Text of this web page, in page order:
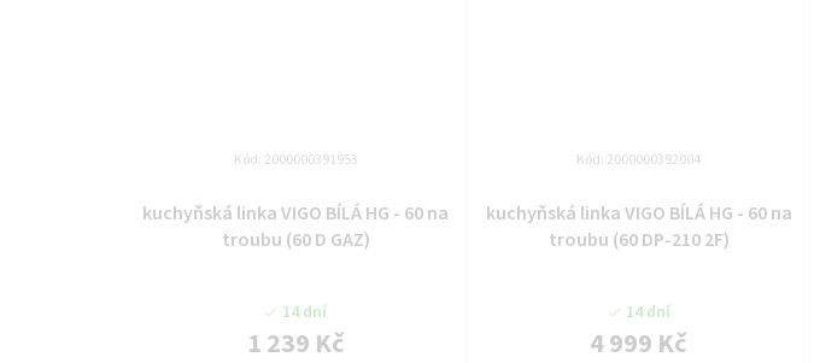
kuchyňská linka VIGO BÍLÁ HG - 60 na
troubu (60 D GAZ)
14 dní
1 239 Kč
Kód: 2000000391953
kuchyňská linka VIGO BÍLÁ HG - 60 na
troubu (60 DP-210 2F)
14 dní
4 999 Kč
Kód: 2000000392004